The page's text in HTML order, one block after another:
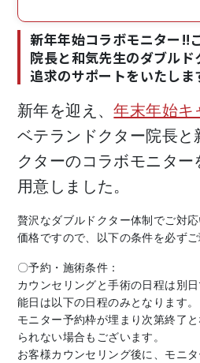
新年年始コラボモニター‼
院長と和気先生のダブル
追求のサポートをいたしま
新年を迎え、年末年始キ
ベテランドクター院長と
クターのコラボモニタ
用意しました。
贅沢なダブルドクター体制でご対
価格ですので、以下の条件を必ず
〇予約・施術条件：
カウンセリングと手術の日程は別
能日は以下の日程のみとなります。
モニター予約枠が埋まり次第終了
られない場合もございます。
お客様カウンセリング後に、モニ